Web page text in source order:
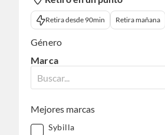
Retira desde 90min Retira mañana
Género
Marca
Mejores marcas
Sybilla